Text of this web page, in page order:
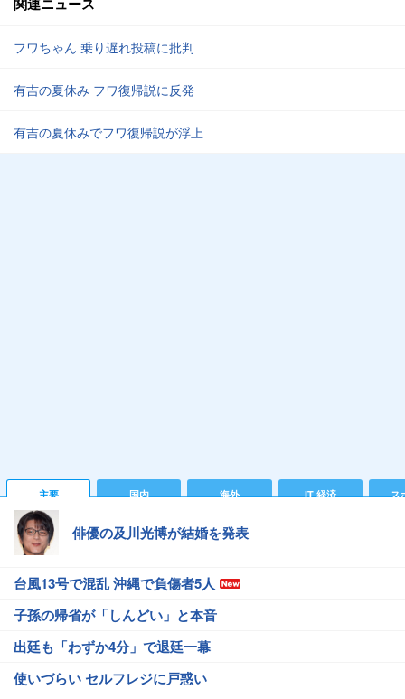
フワちゃん 乗り遅れ投稿に批判
有吉の夏休み フワ復帰説に反発
有吉の夏休みでフワ復帰説が浮上
主要 国内 海外 IT 経済 ス
俳優の及川光博が結婚を発表
台風13号で混乱 沖縄で負傷者5人
子孫の帰省が「しんどい」と本音
出廷も「わずか4分」で退廷一幕
使いづらい セルフレジに戸惑い